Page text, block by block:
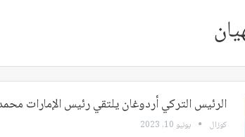
الرئيس التركي أردوغان يلتقي رئيس الإمارات
كوزال يونيو 10, 2023